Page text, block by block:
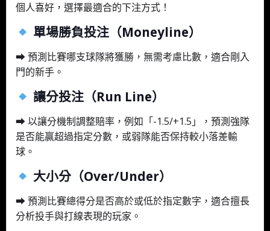
個人喜好，選擇最適合的下注方式！
單場勝負投注（Moneyline）
➡ 預測比賽哪支球隊將獲勝，無需考慮比數，適合剛入
門的新手。
讓分投注（Run Line）
➡ 以讓分機制調整賠率，例如「-1.5/+1.5」，預測強隊
是否能贏超過指定分數，或弱隊能否保持較小落差輸
球。
大小分（Over/Under）
➡ 預測比賽總得分是否高於或低於指定數字，適合擅長
分析投手與打線表現的玩家。